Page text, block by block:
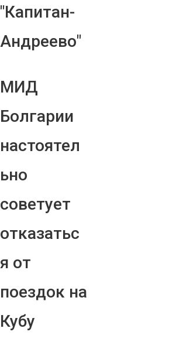
"Капитан-
Андреево"
МИД
Болгарии
настоятел
ьно
советует
отказатьс
я от
поездок на
Кубу